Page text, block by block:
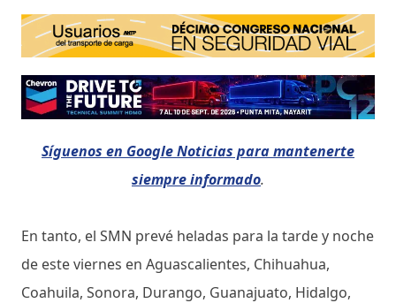
Síguenos en Google Noticias para mantenerte
siempre informado.
En tanto, el SMN prevé heladas para la tarde y noche
de este viernes en Aguascalientes, Chihuahua,
Coahuila, Sonora, Durango, Guanajuato, Hidalgo,